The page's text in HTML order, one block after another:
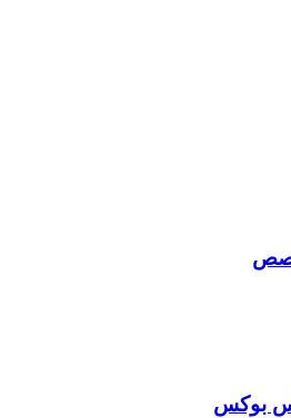
بوكس